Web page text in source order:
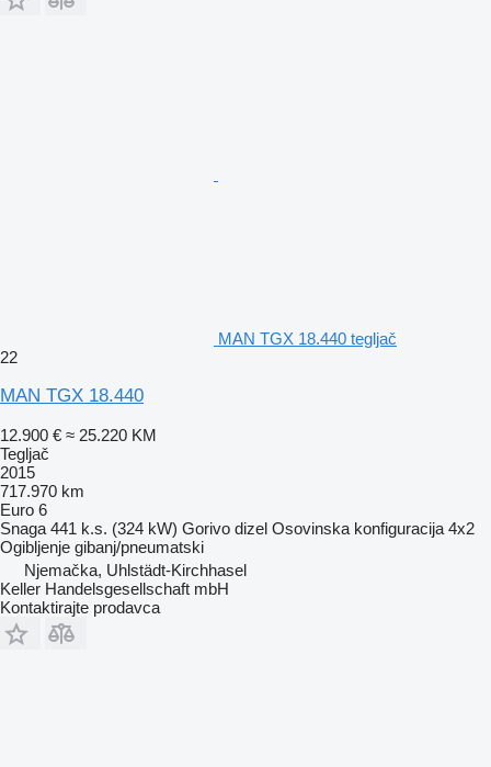
MAN TGX 18.440 tegljač
22
MAN TGX 18.440
12.900 € ≈ 25.220 KM
Tegljač
2015
717.970 km
Euro 6
Snaga 441 k.s. (324 kW) Gorivo dizel Osovinska konfiguracija 4x2
Ogibljenje gibanj/pneumatski
Njemačka, Uhlstädt-Kirchhasel
Keller Handelsgesellschaft mbH
Kontaktirajte prodavca